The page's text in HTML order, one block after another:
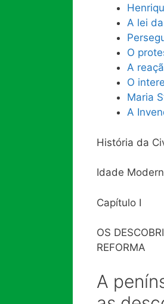
A lei
O
A
O
Maria
A
História da
Idade
Capítulo I
OS
REFORMA
A